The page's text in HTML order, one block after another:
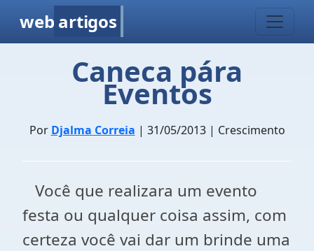
web artigos
Caneca pára
Eventos
Por Djalma Correia | 31/05/2013 | Crescimento
Você que realizara um evento
festa ou qualquer coisa assim, com
certeza você vai dar um brinde uma